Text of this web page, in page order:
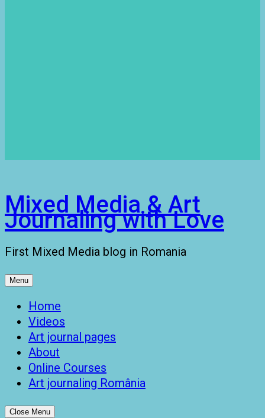
Mixed Media & Art
Journaling with Love
First Mixed Media blog in Romania
Menu
Home
Videos
Art journal pages
About
Online Courses
Art journaling România
Close Menu